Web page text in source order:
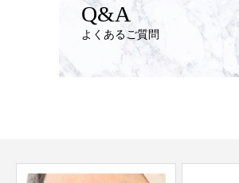
Q&A
よくあるご質問